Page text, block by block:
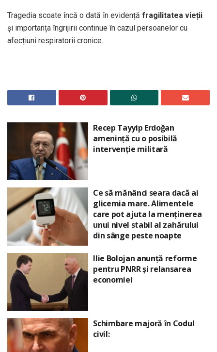
Tragedia scoate încă o dată în evidență fragilitatea vieții
și importanța îngrijirii continue în cazul persoanelor cu
afecțiuni respiratorii cronice.
Recep Tayyip Erdoğan
amenință cu o posibilă
intervenție militară
Ce să mănânci seara dacă ai
glicemia mare. Alimentele
care pot ajuta la menținerea
unui nivel stabil al zahărului
din sânge peste noapte
Ilie Bolojan anunță reforme
pentru PNRR și relansarea
economiei
Schimbare majoră în Codul
civil: